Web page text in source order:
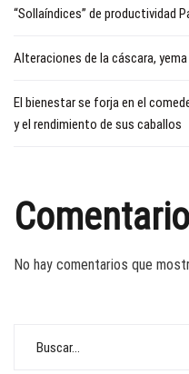
“Sollaíndices” de productividad
Alteraciones de la cáscara, yema
El bienestar se forja en el
y el rendimiento de sus caballos
No hay comentarios que